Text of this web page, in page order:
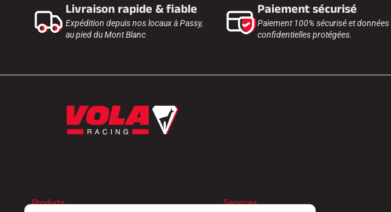
Livraison rapide & fiable
Expédition depuis nos locaux à Passy,
au pied du Mont Blanc
Paiement sécurisé
Paiement 100% sécurisé et données
confidentielles protégées.
Produits
Services